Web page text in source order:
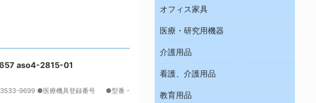
aso4-2815-01
3533-9699 ●医療機具登録番号 ●型番 -
与薬・調剤薬局
ＯＡ・パソコン用品
オフィス家具
オフィス作業用品
医療・研究用機器
ウエアー
チューブコネクタ素材
テープ・ラベル・紙製
デシケーター類
介護用品
介護・リハビリ
看護、介護用品
院内感染防止、空気清浄器類
教育用品